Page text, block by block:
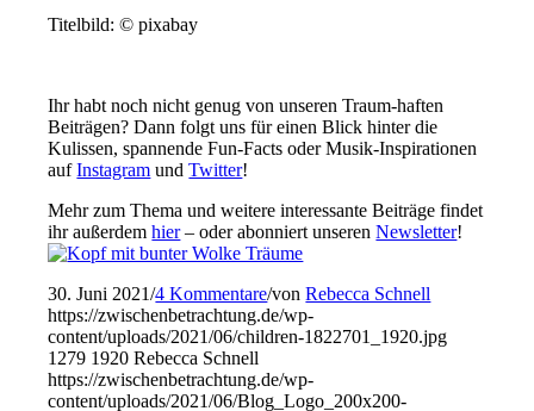
Titelbild: © pixabay
Ihr habt noch nicht genug von unseren Traum-haften
Beiträgen? Dann folgt uns für einen Blick hinter die
Kulissen, spannende Fun-Facts oder Musik-Inspirationen
aufInstagram undTwitter!
Mehr zum Thema und weitere interessante Beiträge findet
ihr außerdemhier– oder abonniert unserenNewsletter!
30. Juni 2021/4 Kommentare/vonRebecca Schnell
https://zwischenbetrachtung.de/wp-
content/uploads/2021/06/children-1822701_1920.jpg
1279 1920 Rebecca Schnell
https://zwischenbetrachtung.de/wp-
content/uploads/2021/06/Blog_Logo_200x200-